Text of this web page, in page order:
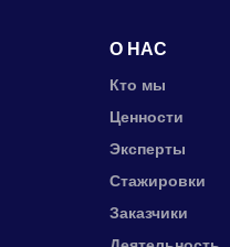
О НАС
Кто мы
Ценности
Эксперты
Стажировки
Заказчики